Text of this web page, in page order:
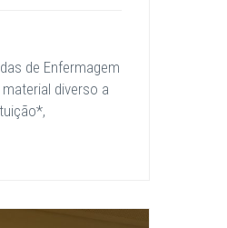
de Enfermagem
diverso a